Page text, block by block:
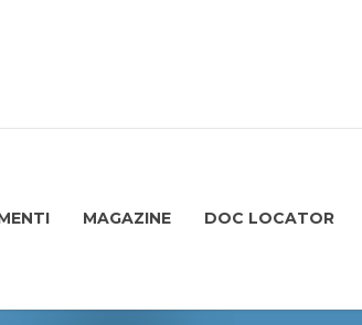
MAGAZINE DOC LOCATOR